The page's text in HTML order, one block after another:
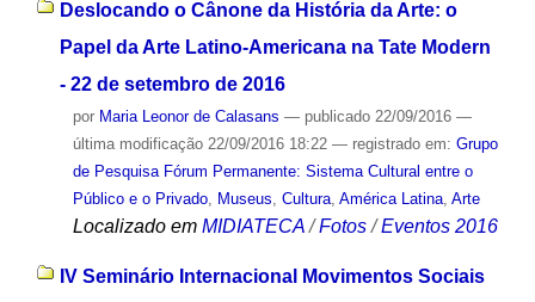
Deslocando o Cânone da História da Arte: o
Papel da Arte Latino-Americana na Tate Modern
- 22 de setembro de 2016
por Maria Leonor de Calasans — publicado22/09/2016 —
última modificação22/09/2016 18:22 — registrado em: Grupo
de Pesquisa Fórum Permanente: Sistema Cultural entre o
Público e o Privado, Museus Cultura, América Latina, Arte
Localizado em MIDIATECA /Fotos /Eventos 2016
IV Seminário Internacional Movimentos Sociais